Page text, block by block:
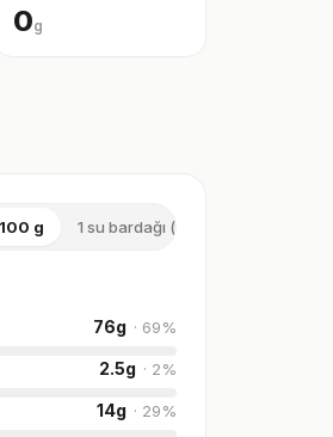
0g
100 g 1 su bardağı (orta)
76g · 69%
2.5g · 2%
14g · 29%